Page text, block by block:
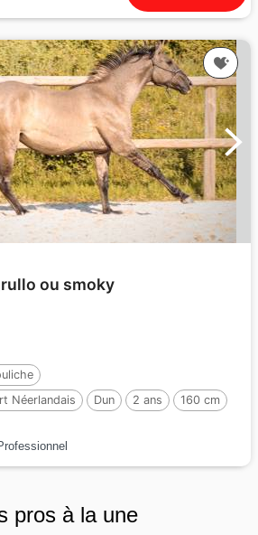
ou smoky
Néerlandais
Dun 2 ans
160 cm
pros à la une